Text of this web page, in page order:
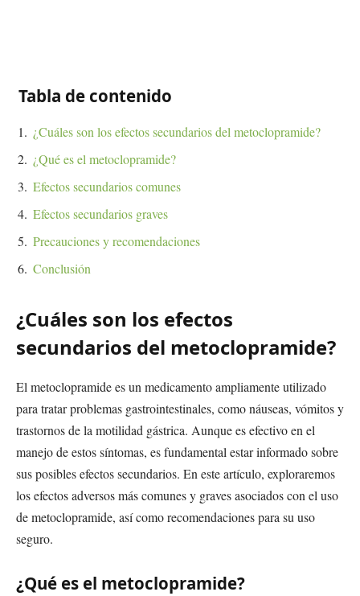
Tabla de contenido
¿Cuáles son los efectos secundarios del metoclopramide?
¿Qué es el metoclopramide?
Efectos secundarios comunes
Efectos secundarios graves
Precauciones y recomendaciones
Conclusión
¿Cuáles son los efectos
secundarios del metoclopramide?
El metoclopramide es un medicamento ampliamente utilizado
para tratar problemas gastrointestinales, como náuseas, vómitos y
trastornos de la motilidad gástrica. Aunque es efectivo en el
manejo de estos síntomas, es fundamental estar informado sobre
sus posibles efectos secundarios. En este artículo, exploraremos
los efectos adversos más comunes y graves asociados con el uso
de metoclopramide, así como recomendaciones para su uso
seguro.
¿Qué es el metoclopramide?